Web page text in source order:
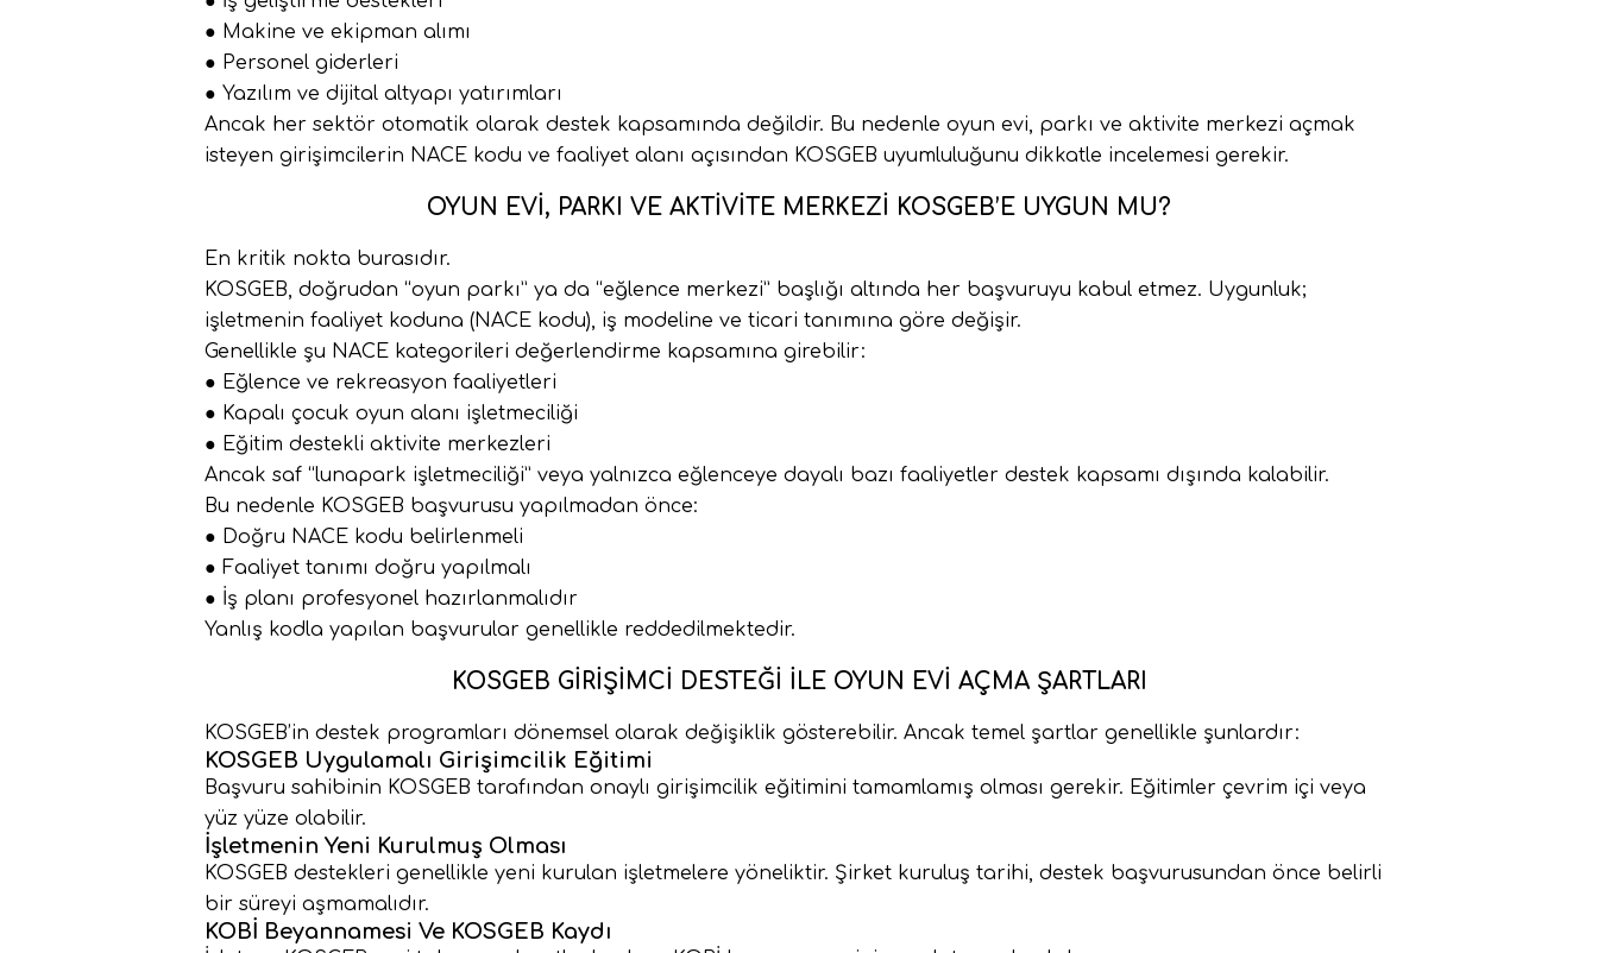
● Makine ve ekipman alımı
● Personel giderleri
● Yazılım ve dijital altyapı yatırımları
Ancak her sektör otomatik olarak destek kapsamında değildir. Bu nedenle oyun evi, parkı ve aktivite merkezi açmak
isteyen girişimcilerin NACE kodu ve faaliyet alanı açısından KOSGEB uyumluluğunu dikkatle incelemesi gerekir.
OYUN EVI, PARKI VE AKTIVITE MERKEZI KOSGEB’E UYGUN MU?
En kritik nokta burasıdır.
KOSGEB, doğrudan “oyun parkı” ya da “eğlence merkezi” başlığı altında her başvuruyu kabul etmez. Uygunluk;
işletmenin faaliyet koduna (NACE kodu), iş modeline ve ticari tanımına göre değişir.
Genellikle şu NACE kategorileri değerlendirme kapsamına girebilir:
● Eğlence ve rekreasyon faaliyetleri
● Kapalı çocuk oyun alanı işletmeciliği
● Eğitim destekli aktivite merkezleri
Ancak saf “lunapark işletmeciliği” veya yalnızca eğlenceye dayalı bazı faaliyetler destek kapsamı dışında kalabilir.
Bu nedenle KOSGEB başvurusu yapılmadan önce:
● Doğru NACE kodu belirlenmeli
● Faaliyet tanımı doğru yapılmalı
● İş planı profesyonel hazırlanmalıdır
Yanlış kodla yapılan başvurular genellikle reddedilmektedir.
KOSGEB GIRIŞIMCI DESTEĞI ILE OYUN EVI AÇMA ŞARTLARI
KOSGEB’in destek programları dönemsel olarak değişiklik gösterebilir. Ancak temel şartlar genellikle şunlardır:
KOSGEB Uygulamalı Girişimcilik Eğitimi
Başvuru sahibinin KOSGEB tarafından onaylı girişimcilik eğitimini tamamlamış olması gerekir. Eğitimler çevrim içi veya
yüz yüze olabilir.
İşletmenin Yeni Kurulmuş Olması
KOSGEB destekleri genellikle yeni kurulan işletmelere yöneliktir. Şirket kuruluş tarihi, destek başvurusundan önce belirli
bir süreyi aşmamalıdır.
KOBİ Beyannamesi Ve KOSGEB Kaydı